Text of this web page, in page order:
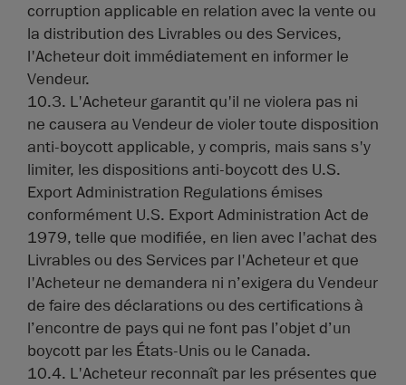
corruption applicable en relation avec la vente ou
la distribution des Livrables ou des Services,
l'Acheteur doit immédiatement en informer le
Vendeur.
10.3. L'Acheteur garantit qu'il ne violera pas ni
ne causera au Vendeur de violer toute disposition
anti-boycott applicable, y compris, mais sans s'y
limiter, les dispositions anti-boycott des U.S.
Export Administration Regulations émises
conformément U.S. Export Administration Act de
1979, telle que modifiée, en lien avec l'achat des
Livrables ou des Services par l'Acheteur et que
l'Acheteur ne demandera ni n’exigera du Vendeur
de faire des déclarations ou des certifications à
l’encontre de pays qui ne font pas l’objet d’un
boycott par les États-Unis ou le Canada.
10.4. L'Acheteur reconnaît par les présentes que